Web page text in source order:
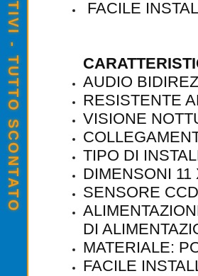
FACILE
AUDIO
RESISTENTE
VISIONE
TIPO DI
DIMENSONI
SENSORE
DI
MATERIALE:
FACILE
SALDI ESTIVI - TUTTO SCONTATO